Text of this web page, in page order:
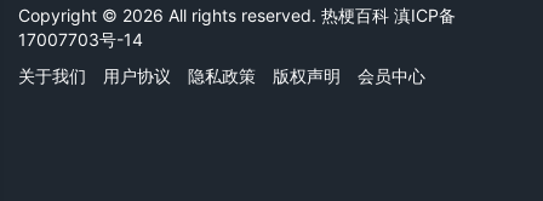
Copyright © 2026 All rights reserved. 热梗百科 滇ICP备
17007703号-14
关于我们
用户协议 隐私政策 版权声明 会员中心